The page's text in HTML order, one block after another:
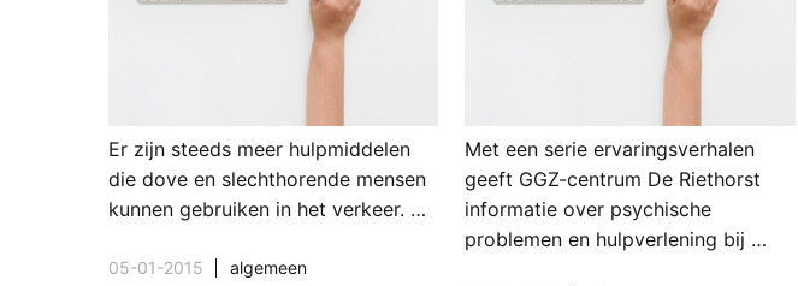
Er zijn steeds meer hulpmiddelen
die dove en slechthorende mensen
kunnen gebruiken in het verkeer. …
05-01-2015 algemeen
Met een serie ervaringsverhalen
geeft GGZ-centrum De Riethorst
informatie over psychische
problemen en hulpverlening bij …